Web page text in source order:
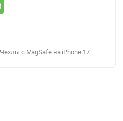
Чехлы с MagSafe на iPhone 17